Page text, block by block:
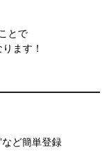
とで
ます！
など簡単登録